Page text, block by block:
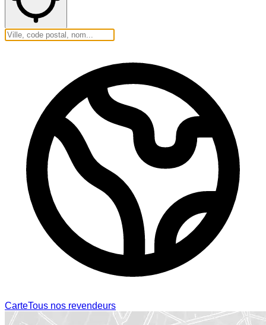
CarteTous nos revendeurs